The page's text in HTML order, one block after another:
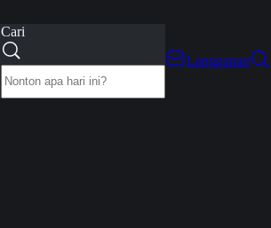
Cari
Langganan